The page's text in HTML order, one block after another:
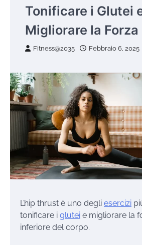
Tonificare i Glutei
Migliorare la Forza
Fitness@2035 Febbraio 6, 2025
L’hip thrust è uno degli esercizi
tonificare i glutei e migliorare la
inferiore del corpo.